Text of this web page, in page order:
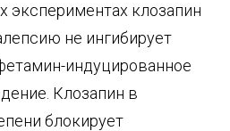
экспериментах клозапин
не ингибирует
индуцированное
Клозапин в
блокирует